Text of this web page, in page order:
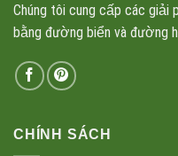
Chúng tôi cung cấp các giải
bằng đường biển và đường
CHÍNH SÁCH